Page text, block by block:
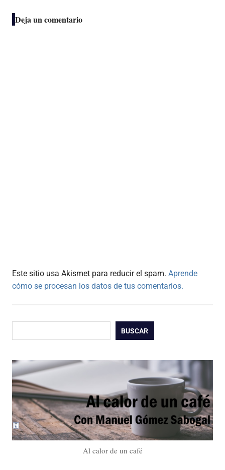
Deja un comentario
Este sitio usa Akismet para reducir el spam. Aprende
cómo se procesan los datos de tus comentarios.
BUSCAR
Al calor de un café